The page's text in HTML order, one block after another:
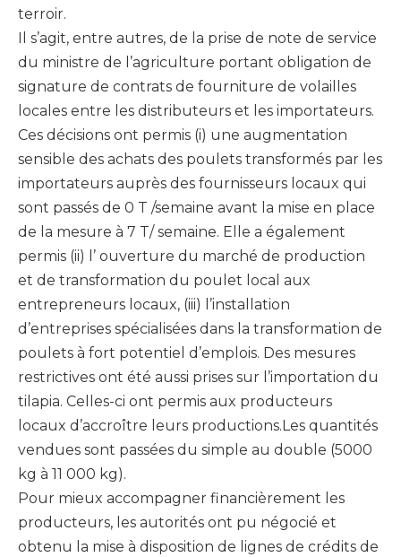
terroir.
Il s’agit, entre autres, de la prise de note de service
du ministre de l’agriculture portant obligation de
signature de contrats de fourniture de volailles
locales entre les distributeurs et les importateurs.
Ces décisions ont permis (i) une augmentation
sensible des achats des poulets transformés par les
importateurs auprès des fournisseurs locaux qui
sont passés de 0 T /semaine avant la mise en place
de la mesure à 7 T/ semaine. Elle a également
permis (ii) l’ ouverture du marché de production
et de transformation du poulet local aux
entrepreneurs locaux, (iii) l’installation
d’entreprises spécialisées dans la transformation de
poulets à fort potentiel d’emplois. Des mesures
restrictives ont été aussi prises sur l’importation du
tilapia. Celles-ci ont permis aux producteurs
locaux d’accroître leurs productions.Les quantités
vendues sont passées du simple au double (5000
kg à 11 000 kg).
Pour mieux accompagner financièrement les
producteurs, les autorités ont pu négocié et
obtenu la mise à disposition de lignes de crédits de